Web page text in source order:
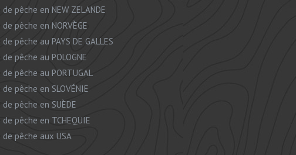
pêche en NEW ZELANDE
pêche en NORVÈGE
pêche au PAYS DE GALLES
pêche au POLOGNE
pêche au PORTUGAL
pêche en SLOVÉNIE
pêche en SUÈDE
pêche en TCHEQUIE
de pêche aux USA